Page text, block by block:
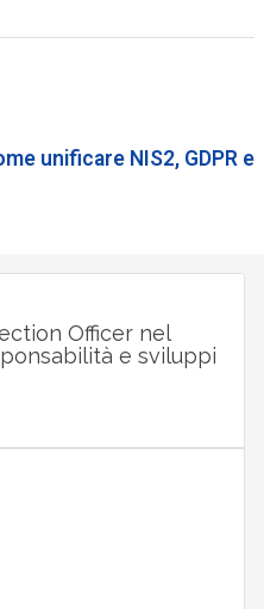
unificare NIS2, GDPR e
Officer nel
e sviluppi